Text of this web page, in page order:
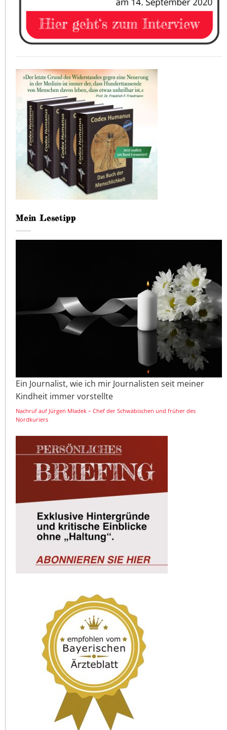
Mein Lesetipp
Ein Journalist, wie ich mir Journalisten seit meiner
Kindheit immer vorstellte
Nachruf auf Jürgen Mladek – Chef der Schwäbischen und früher des
Nordkuriers